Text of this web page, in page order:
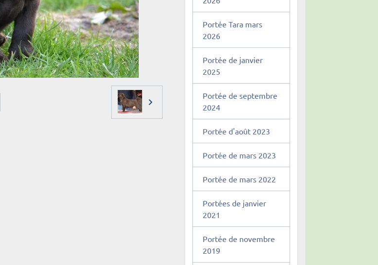
Portée Tara mars
2026
Portée de janvier
2025
Portée de septembre
2024
Portée d'août 2023
Portée de mars 2023
Portée de mars 2022
Portées de janvier
2021
Portée de novembre
2019